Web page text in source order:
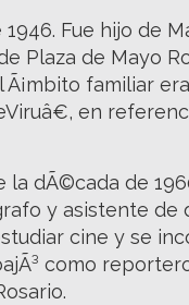
Fue hijo de
Plaza de Mayo
Ã¡mbito familiar
en
la dÃ©cada de
y asistente
cine y se
como